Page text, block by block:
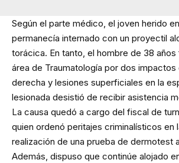
Según el parte médico, el joven herido
permanecía internado con un proyectil
torácica. En tanto, el hombre de 38
área de Traumatología por dos impactos
derecha y lesiones superficiales en la
lesionada desistió de recibir asistencia
La causa quedó a cargo del fiscal de
quien ordenó peritajes criminalísticos en
realización de una prueba de dermotest
Además, dispuso que continúe alojado